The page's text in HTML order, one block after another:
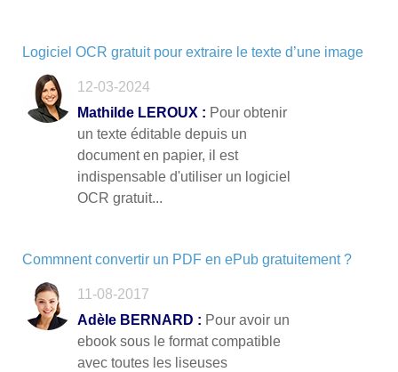
Logiciel OCR gratuit pour extraire le texte d’une image
12-03-2024
Mathilde LEROUX : Pour obtenir
un texte éditable depuis un
document en papier, il est
indispensable d'utiliser un logiciel
OCR gratuit...
Commnent convertir un PDF en ePub gratuitement ?
11-08-2017
Adèle BERNARD : Pour avoir un
ebook sous le format compatible
avec toutes les liseuses